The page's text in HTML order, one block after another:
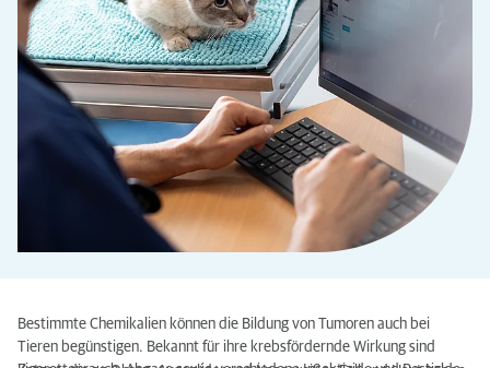
Bestimmte Chemikalien können die Bildung von Tumoren auch bei
Tieren begünstigen. Bekannt für ihre krebsfördernde Wirkung sind